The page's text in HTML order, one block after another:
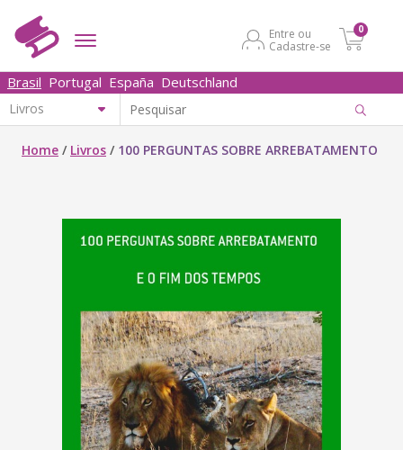
Entre ou
Cadastre-se
0
Brasil Portugal España Deutschland
Home / Livros / 100 PERGUNTAS SOBRE ARREBATAMENTO